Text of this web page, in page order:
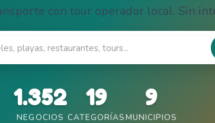
con tour operador local. Sin
1.352
NEGOCIOS
19
CATEGORÍAS
9
MUNICIPIOS